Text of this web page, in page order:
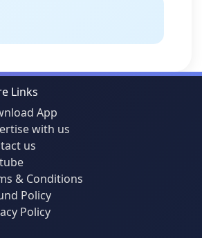
Links
App
with us
us
& Conditions
Policy
Policy